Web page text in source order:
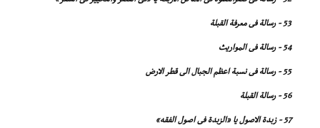
53 - رسالة فى معرفة القبلة
54 - رسالة فى المواریث
55 - رسالة فى نسبة اعظم الجبال الى قطر الارض
56 - رسالة القبلة
57 - زبدة الاصول یا «الزبدة فى اصول الفقه»